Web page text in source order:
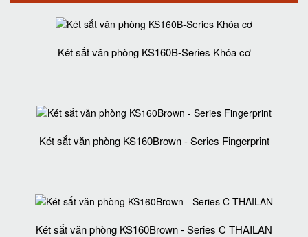
Két sắt văn phòng KS160B-Series Khóa cơ
Két sắt văn phòng KS160Brown - Series Fingerprint
Két sắt văn phòng KS160Brown - Series C THAILAN